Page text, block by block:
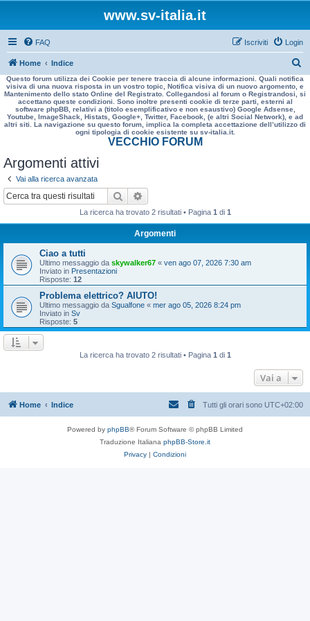
www.sv-italia.it
FAQ Login
Iscriviti
Home Indice
e
r
a
Questo forum utilizza dei Cookie per tenere traccia di alcune informazioni. Quali notifica
visiva di una nuova risposta in un vostro topic, Notifica visiva di un nuovo argomento, e
Mantenimento dello stato Online del Registrato. Collegandosi al forum o Registrandosi, si
accettano queste condizioni. Sono inoltre presenti cookie di terze parti, esterni al
software phpBB, relativi a (titolo esemplificativo e non esaustivo) Google Adsense,
Youtube, ImageShack, Histats, Google+, Twitter, Facebook, (e altri Social Network), e ad
altri siti. La navigazione su questo forum, implica la completa accettazione dell’utilizzo di
ogni tipologia di cookie esistente su sv-italia.it.
VECCHIO FORUM
Argomenti attivi
Vai alla ricerca avanzata
Cerca
La ricerca ha trovato 2 risultati • Pagina 1 di 1
Argomenti
Ciao a tutti
Ultimo messaggio da skywalker67 « ven ago 07, 2026 7:30 am
Inviato in Presentazioni
Risposte: 12
Problema elettrico? AIUTO!
Ultimo messaggio da Sgualfone « mer ago 05, 2026 8:24 pm
Inviato in Sv
Risposte: 5
La ricerca ha trovato 2 risultati • Pagina 1 di 1
Vai a
Home Indice Tutti gli orari sono UTC+02:00
Powered by phpBB® Forum Software © phpBB Limited
Traduzione Italiana phpBB-Store.it
Privacy | Condizioni